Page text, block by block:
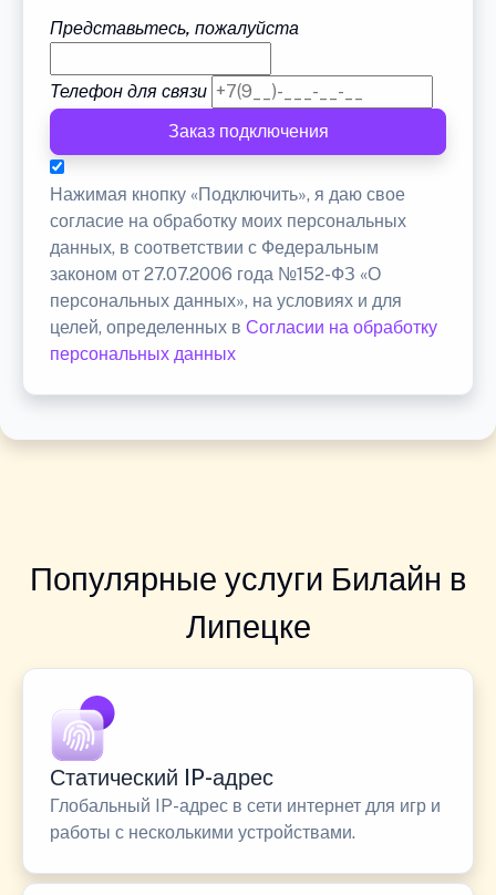
Представьтесь, пожалуйста
Телефон для связи
Заказ подключения
Нажимая кнопку «Подключить», я даю свое
согласие на обработку моих персональных
данных, в соответствии с Федеральным
законом от 27.07.2006 года №152-ФЗ «О
персональных данных», на условиях и для
целей, определенных в Согласии на обработку
персональных данных
Популярные услуги Билайн в
Липецке
Статический IP-адрес
Глобальный IP-адрес в сети интернет для игр и
работы с несколькими устройствами.